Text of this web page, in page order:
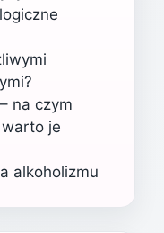
na czym
je
alkoholizmu